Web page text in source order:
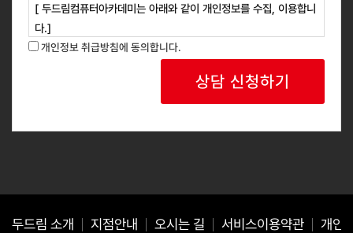
[ 두드림컴퓨터아카데미는 아래와 같이 개인정보를 수집, 이용합니
다.]
1. 개인정보 수집 목적 : 교육과정 안내, 신규 과정 홍보 등 광고성
3. 보유 및 이용기간: 회사는 개인정보 수집 및 사용 목적 완료 후
개인정보 취급방침에 동의합니다.
두드림 소개 지점안내 오시는 길 서비스이용약관 개인